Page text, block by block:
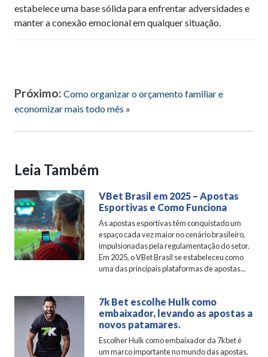
estabelece uma base sólida para enfrentar adversidades e
manter a conexão emocional em qualquer situação.
Próximo: Como organizar o orçamento familiar e
economizar mais todo mês »
Leia Também
VBet Brasil em 2025 – Apostas
Esportivas e Como Funciona
As apostas esportivas têm conquistado um
espaço cada vez maior no cenário brasileiro,
impulsionadas pela regulamentação do setor.
Em 2025, o VBet Brasil se estabeleceu como
uma das principais plataformas de apostas...
7k Bet escolhe Hulk como
embaixador, levando as apostas a
novos patamares.
Escolher Hulk como embaixador da 7kbet é
um marco importante no mundo das apostas.